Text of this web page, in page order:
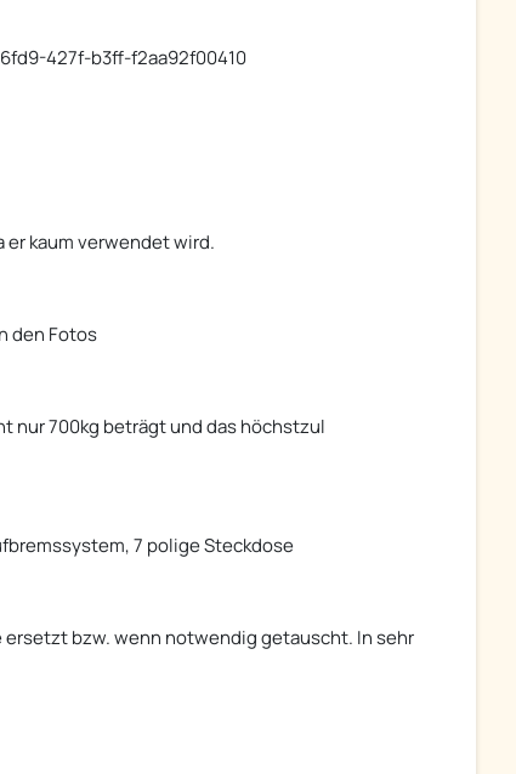
427f-b3ff-f2aa92f00410
kaum verwendet wird.
den Fotos
nur 700kg beträgt und das höchstzul
7 polige Steckdose
bzw. wenn notwendig getauscht. In sehr